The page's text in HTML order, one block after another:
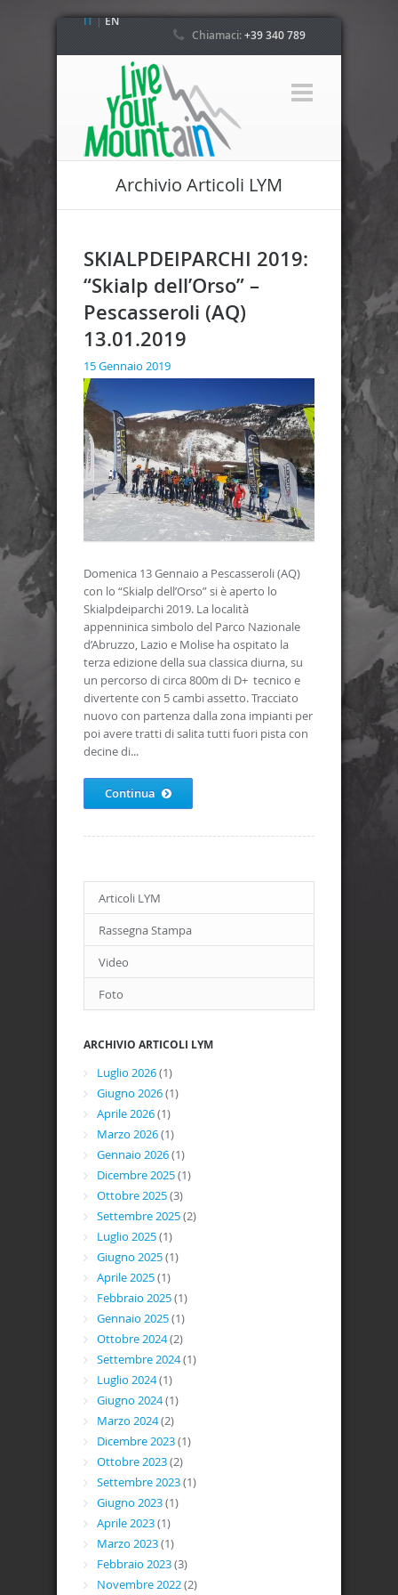
IT|EN
Chiamaci:+39 340 789
Archivio Articoli LYM
SKIALPDEIPARCHI 2019:
“Skialp dell’Orso” –
Pescasseroli (AQ)
13.01.2019
15 Gennaio 2019
Domenica 13 Gennaio a Pescasseroli (AQ)
con lo “Skialp dell’Orso” si è aperto lo
Skialpdeiparchi 2019. La località
appenninica simbolo del Parco Nazionale
d’Abruzzo, Lazio e Molise ha ospitato la
terza edizione della sua classica diurna, su
un percorso di circa 800m di D+ tecnico e
divertente con 5 cambi assetto. Tracciato
nuovo con partenza dalla zona impianti per
poi avere tratti di salita tutti fuori pista con
decine di...
Continua
Articoli LYM
Rassegna Stampa
Video
Foto
ARCHIVIO ARTICOLI LYM
Luglio 2026(1)
Giugno 2026(1)
Aprile 2026(1)
Marzo 2026(1)
Gennaio 2026(1)
Dicembre 2025(1)
Ottobre 2025(3)
Settembre 2025(2)
Luglio 2025(1)
Giugno 2025(1)
Aprile 2025(1)
Febbraio 2025(1)
Gennaio 2025(1)
Ottobre 2024(2)
Settembre 2024(1)
Luglio 2024(1)
Giugno 2024(1)
Marzo 2024(2)
Dicembre 2023(1)
Ottobre 2023(2)
Settembre 2023(1)
Giugno 2023(1)
Aprile 2023(1)
Marzo 2023(1)
Febbraio 2023(3)
Novembre 2022(2)